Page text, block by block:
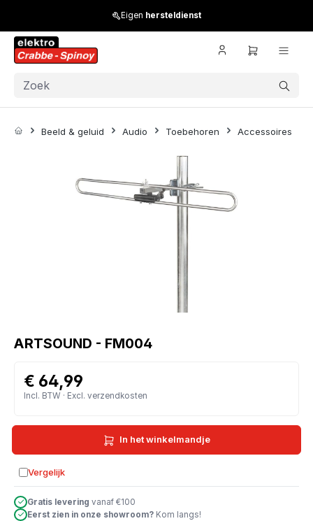
Eigen hersteldienst
Beeld & geluid Audio Toebehoren Accessoires
ARTSOUND - FM004
€ 64,99
Incl. BTW · Excl. verzendkosten
In het winkelmandje
Vergelijk
Toevoegen aan vergelijking
Gratis levering vanaf €100
Eerst zien in onze showroom? Kom langs!